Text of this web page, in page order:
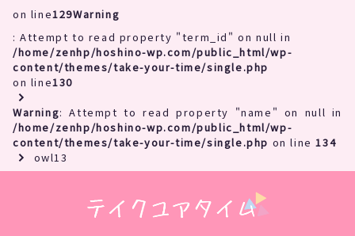
on line129Warning
: Attempt to read property "term_id" on null in
/home/zenhp/hoshino-wp.com/public_html/wp-
content/themes/take-your-time/single.php
on line130
Warning: Attempt to read property "name" on null in
/home/zenhp/hoshino-wp.com/public_html/wp-
content/themes/take-your-time/single.php on line134
owl13